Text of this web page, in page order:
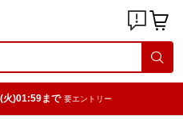
火)01:59まで 要エントリー